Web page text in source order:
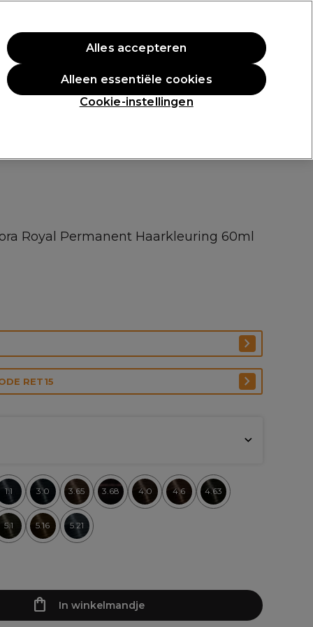
Aanmelden
Professionele Awards
Royal Permanent Haarkleuring 60ml
RET15
1.1 3.0 3.65 3.68 4.0 4.6 4.63
5.1 5.16 5.21
In winkelmandje
Cookie-instellingen
Alleen essentiële cookies
Alles accepteren